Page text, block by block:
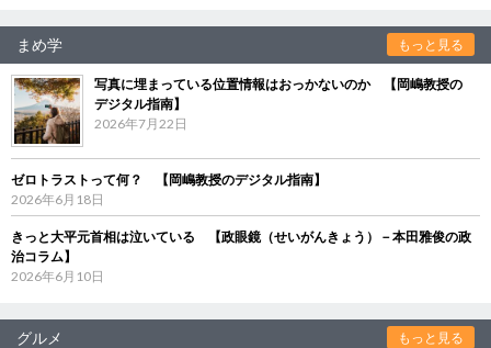
まめ学 もっと見る
写真に埋まっている位置情報はおっかないのか 【岡嶋教授の
デジタル指南】
2026年7月22日
ゼロトラストって何？ 【岡嶋教授のデジタル指南】
2026年6月18日
きっと大平元首相は泣いている 【政眼鏡（せいがんきょう）－本田雅俊の政
治コラム】
2026年6月10日
グルメ もっと見る